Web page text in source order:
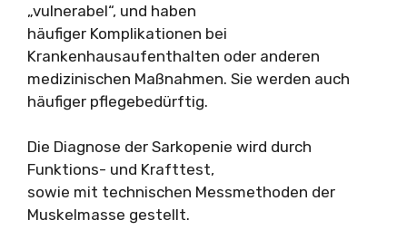
„vulnerabel“, und haben
häufiger Komplikationen bei
Krankenhausaufenthalten oder anderen
medizinischen Maßnahmen. Sie werden auch
häufiger pflegebedürftig.
Die Diagnose der Sarkopenie wird durch
Funktions- und Krafttest,
sowie mit technischen Messmethoden der
Muskelmasse gestellt.